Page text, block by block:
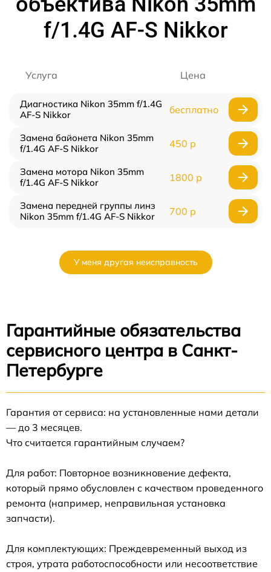
f/1.4G AF-S Nikkor
Услуга Цена
Диагностика Nikon 35mm f/1.4G
AF-S Nikkor
бесплатно
Замена байонета Nikon 35mm
f/1.4G AF-S Nikkor
450 р
Замена мотора Nikon 35mm
f/1.4G AF-S Nikkor
1800 р
Замена передней группы линз
Nikon 35mm f/1.4G AF-S Nikkor
700 р
У меня другая неисправность
Гарантийные обязательства
сервисного центра в Санкт-
Петербурге
Гарантия от сервиса: на установленные нами детали
— до 3 месяцев.
Что считается гарантийным случаем?
Для работ: Повторное возникновение дефекта,
который прямо обусловлен с качеством проведенного
ремонта (например, неправильная установка
запчасти).
Для комплектующих: Преждевременный выход из
строя, утрата работоспособности или несоответствие